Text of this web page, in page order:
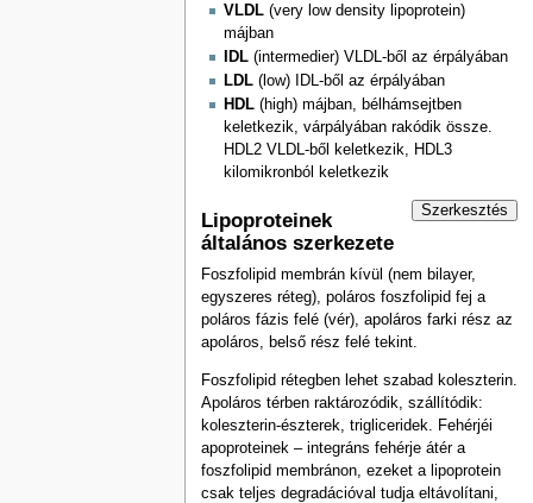
VLDL(very low density lipoprotein)
májban
IDL(intermedier) VLDL-ből az érpályában
LDL(low) IDL-ből az érpályában
HDL(high) májban, bélhámsejtben
keletkezik, várpályában rakódik össze.
HDL2 VLDL-ből keletkezik, HDL3
kilomikronból keletkezik
Szerkesztés
Lipoproteinek
általános szerkezete
Foszfolipid membrán kívül (nem bilayer,
egyszeres réteg), poláros foszfolipid fej a
poláros fázis felé (vér), apoláros farki rész az
apoláros, belső rész felé tekint.
Foszfolipid rétegben lehet szabad koleszterin.
Apoláros térben raktározódik, szállítódik:
koleszterin-észterek, trigliceridek. Fehérjéi
apoproteinek – integráns fehérje átér a
foszfolipid membránon, ezeket a lipoprotein
csak teljes degradációval tudja eltávolítani,